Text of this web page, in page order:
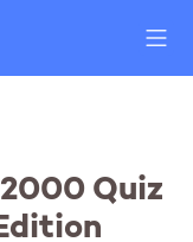
Quiz